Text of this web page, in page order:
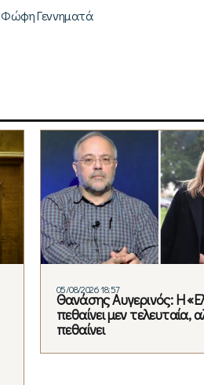
Φώφη Γεννηματά
05/08/2026 18:57
Θανάσης Αυγερινός: Η
πεθαίνει μεν τελευταία,
πεθαίνει